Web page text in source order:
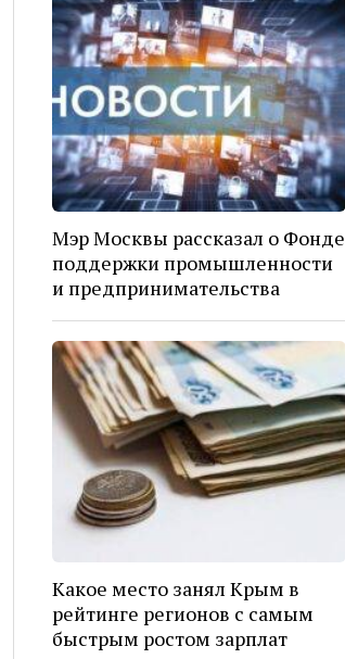
Мэр Москвы рассказал о Фонде
поддержки промышленности
и предпринимательства
Какое место занял Крым в
рейтинге регионов с самым
быстрым ростом зарплат